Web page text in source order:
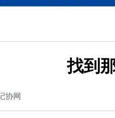
找到
协网